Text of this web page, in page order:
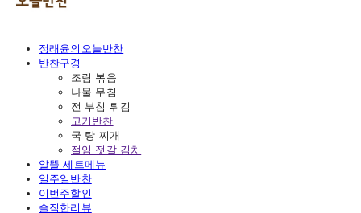
정래윤의오늘반찬
반찬구경
조림 볶음
나물 무침
전 부침 튀김
고기반찬
국 탕 찌개
절임 젓갈 김치
알뜰 세트메뉴
일주일반찬
이번주할인
솔직한리뷰